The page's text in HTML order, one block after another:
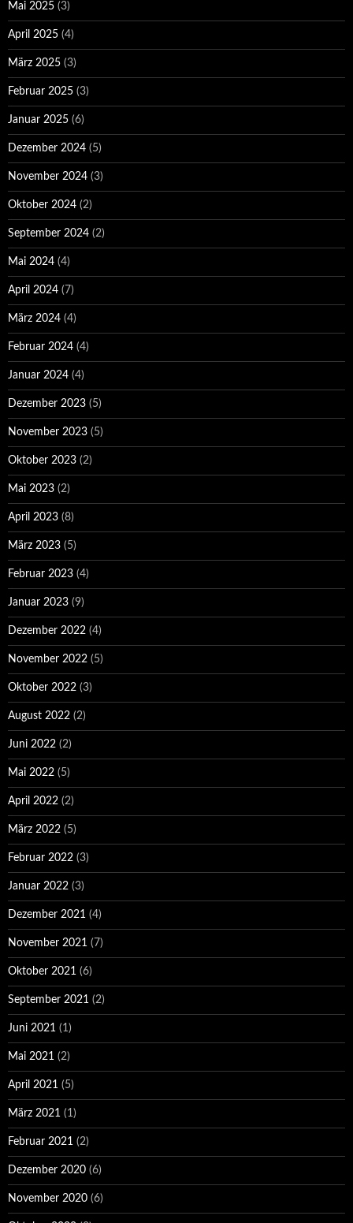
Mai 2025 (3)
April 2025 (4)
März 2025 (3)
Februar 2025 (3)
Januar 2025 (6)
Dezember 2024 (5)
November 2024 (3)
Oktober 2024 (2)
September 2024 (2)
Mai 2024 (4)
April 2024 (7)
März 2024 (4)
Februar 2024 (4)
Januar 2024 (4)
Dezember 2023 (5)
November 2023 (5)
Oktober 2023 (2)
Mai 2023 (2)
April 2023 (8)
März 2023 (5)
Februar 2023 (4)
Januar 2023 (9)
Dezember 2022 (4)
November 2022 (5)
Oktober 2022 (3)
August 2022 (2)
Juni 2022 (2)
Mai 2022 (5)
April 2022 (2)
März 2022 (5)
Februar 2022 (3)
Januar 2022 (3)
Dezember 2021 (4)
November 2021 (7)
Oktober 2021 (6)
September 2021 (2)
Juni 2021 (1)
Mai 2021 (2)
April 2021 (5)
März 2021 (1)
Februar 2021 (2)
Dezember 2020 (6)
November 2020 (6)